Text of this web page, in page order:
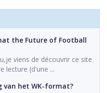
the Future of Football
viens de découvrir ce site
lecture (d'une ...
van het WK-format?